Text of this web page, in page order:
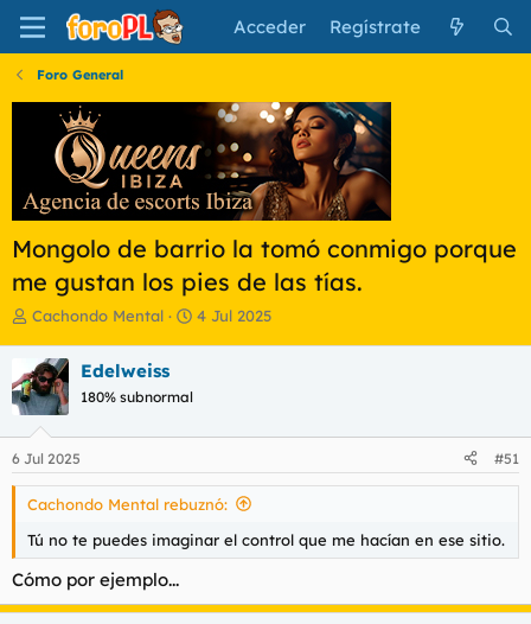
Acceder Regístrate
Foro General
Mongolo de barrio la tomó conmigo porque
me gustan los pies de las tías.
I
c
i
a
d
o
r
d
l
e
m
Cachondo Mental
F
e
n
i
i
4 Jul 2025
Edelweiss
180% subnormal
6 Jul 2025 #51
Cachondo Mental rebuznó:
Tú no te puedes imaginar el control que me hacían en ese sitio.
Cómo por ejemplo...